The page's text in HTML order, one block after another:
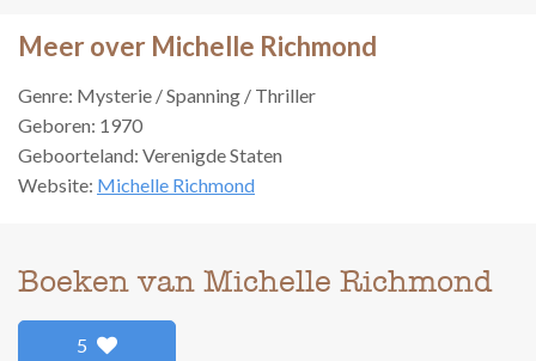
Meer over Michelle Richmond
Genre: Mysterie / Spanning / Thriller
Geboren: 1970
Geboorteland: Verenigde Staten
Website: Michelle Richmond
Boeken van Michelle Richmond
5